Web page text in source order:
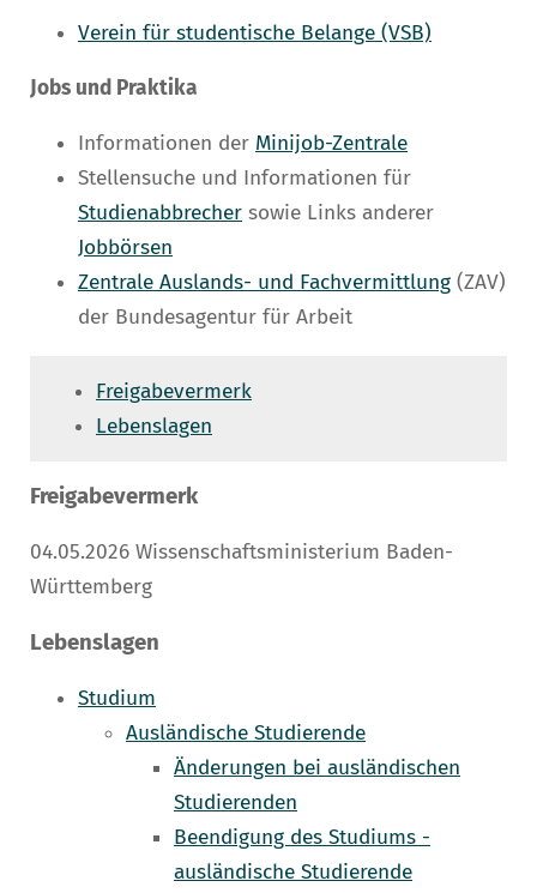
Verein für studentische Belange (VSB)
Jobs und Praktika
Informationen der Minijob-Zentrale
Stellensuche und Informationen für
Studienabbrecher sowie Links anderer
Jobbörsen
Zentrale Auslands- und Fachvermittlung (ZAV)
der Bundesagentur für Arbeit
Freigabevermerk
Lebenslagen
Freigabevermerk
04.05.2026 Wissenschaftsministerium Baden-
Württemberg
Lebenslagen
Studium
Ausländische Studierende
Änderungen bei ausländischen
Studierenden
Beendigung des Studiums -
ausländische Studierende